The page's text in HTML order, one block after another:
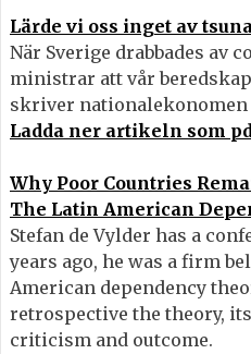
Lärde vi oss inget av
När Sverige drabbades av
ministrar att vår
skriver nationalekonomen
Ladda ner artikeln som
Why Poor Countries
The Latin American
Stefan de Vylder has a
years ago, he was a firm
American dependency
retrospective the theory,
criticism and outcome.